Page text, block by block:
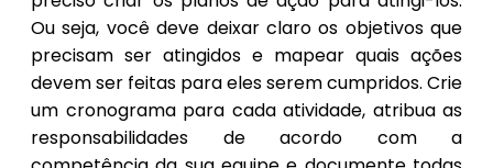
Ou seja, você deve deixar claro os objetivos que
precisam ser atingidos e mapear quais ações
devem ser feitas para eles serem cumpridos. Crie
um cronograma para cada atividade, atribua as
responsabilidades de acordo com a